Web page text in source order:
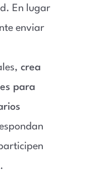
En lugar
enviar
crea
para